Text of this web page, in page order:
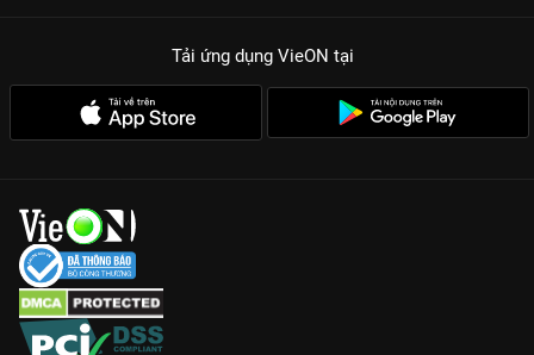
Tải ứng dụng VieON tại